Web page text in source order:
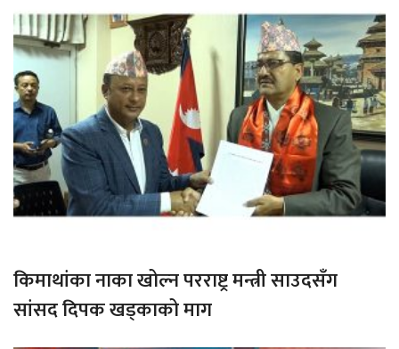
किमाथांका नाका खोल्न परराष्ट्र मन्त्री साउदसँग
सांसद दिपक खड्काको माग